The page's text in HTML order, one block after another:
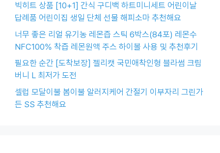
빅히트 상품 [10+1] 간식 구디백 하트미니세트 어린이날
답례품 어린이집 생일 단체 선물 해피소마 추천해요
너무 좋은 리얼 유기농 레몬즙 스틱 6박스(84포) 레몬수
NFC100% 착즙 레몬원액 주스 하이볼 사용 및 추천후기
필요한 순간 [도착보장] 젤리캣 국민애착인형 블라썸 크림
버니 L 최저가 도전
셀럽 모달이불 봄이불 알러지케어 간절기 이부자리 그린가
든 SS 추천해요